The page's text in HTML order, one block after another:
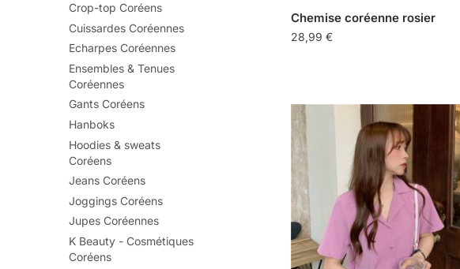
Chemise coréenne rosier
28,99 €
Crop-top Coréens
Cuissardes Coréennes
Echarpes Coréennes
Ensembles & Tenues
Coréennes
Gants Coréens
Hanboks
Hoodies & sweats
Coréens
Jeans Coréens
Joggings Coréens
Jupes Coréennes
K Beauty - Cosmétiques
Coréens